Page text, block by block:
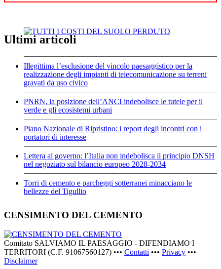
Ultimi articoli
Illegittima l’esclusione del vincolo paesaggistico per la
realizzazione degli impianti di telecomunicazione su terreni
gravati da uso civico
PNRN, la posizione dell’ANCI indebolisce le tutele per il
verde e gli ecosistemi urbani
Piano Nazionale di Ripristino: i report degli incontri con i
portatori di interesse
Lettera al governo: l’Italia non indebolisca il principio DNSH
nel negoziato sul bilancio europeo 2028-2034
Torri di cemento e parcheggi sotterranei minacciano le
bellezze del Tigullio
CENSIMENTO DEL CEMENTO
Comitato SALVIAMO IL PAESAGGIO - DIFENDIAMO I
TERRITORI (C.F. 91067560127) ••• Contatti ••• Privacy •••
Disclaimer